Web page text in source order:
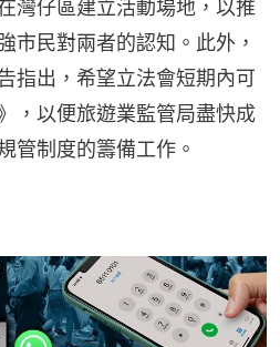
灣仔區建立活動場地，以推
市民對兩者的認知。此外，
指出，希望立法會短期內可
，以便旅遊業監管局盡快成
管制度的籌備工作。